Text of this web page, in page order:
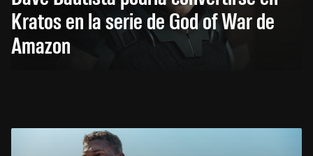
Kratos en la serie de God of War de
Amazon